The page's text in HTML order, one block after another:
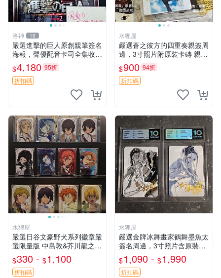
洛神 19
嚴選進擊的巨人原創親筆簽名
海報，聲優配音卡司全集收藏
推薦 艾倫、三笠、阿明、埃
爾文巨細靡遺肖像照
$4,180 95折
折扣碼
水狸屋
嚴選蒼之彼方的四重奏親簽周
邊，3寸照片附原裝卡磚 親簽
照 收藏級 影印品 杜蕾斯相紙
質地 限量版 Aokana Four Rh
ythm 藍光紀念照 簽名
$900 94折
折扣碼
水狸屋
嚴選日谷文豪野犬系列徽章嚴
選限量版 中島敦&芥川龍之介
&太宰治&中原中也&國木田獨
步&江戶川亂步&谷崎潤一郎&
宮澤賢治官方正品 標芥川中
$330 - $1,100
折扣碼
水狸屋
嚴選金牌冰舞畫家鶴舞墨魚太
簽名周邊，3寸照片含原裝卡
磚。收藏自用，面簽確保證
實。 冰舞 簽名 周邊
$1,090 - $1,990
折扣碼